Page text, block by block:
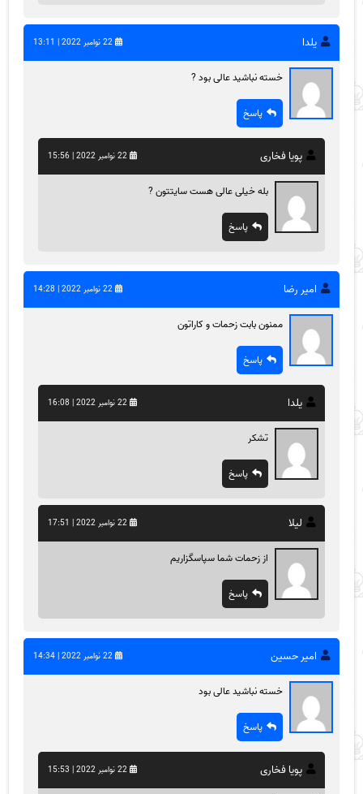
یلدا 22 نوامبر 2022 | 13:11
خسته نباشید عالی بود ?
پاسخ
پویا فخاری 22 نوامبر 2022 | 15:56
بله خیلی عالی هست سایتتون ?
پاسخ
امیر رضا 22 نوامبر 2022 | 14:28
ممنون بابت زحمات و کاراتون
پاسخ
یلدا 22 نوامبر 2022 | 16:08
تشکر
پاسخ
لیلا 22 نوامبر 2022 | 17:51
از زحمات شما سپاسگزاریم
پاسخ
امیر حسین 22 نوامبر 2022 | 14:34
خسته نباشید عالی بود
پاسخ
پویا فخاری 22 نوامبر 2022 | 15:53